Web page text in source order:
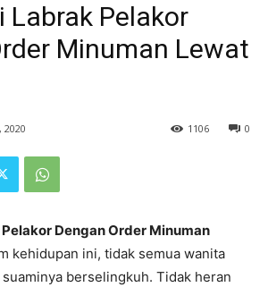
Labrak Pelakor
Minuman Lewat
2020 0
1106
Dengan Order Minuman
kehidupan ini, tidak semua wanita
berselingkuh. Tidak heran